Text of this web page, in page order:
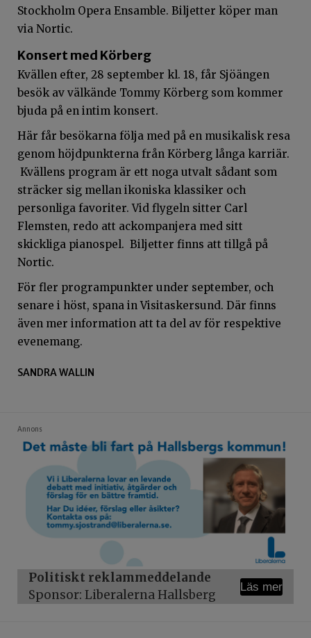
Stockholm Opera Ensamble. Biljetter köper man
via Nortic.
Konsert med Körberg
Kvällen efter, 28 september kl. 18, får Sjöängen
besök av välkände Tommy Körberg som kommer
bjuda på en intim konsert.
Här får besökarna följa med på en musikalisk resa
genom höjdpunkterna från Körberg långa karriär.
Kvällens program är ett noga utvalt sådant som
sträcker sig mellan ikoniska klassiker och
personliga favoriter. Vid flygeln sitter Carl
Flemsten, redo att ackompanjera med sitt
skickliga pianospel. Biljetter finns att tillgå på
Nortic.
För fler programpunkter under september, och
senare i höst, spana in Visitaskersund. Där finns
även mer information att ta del av för respektive
evenemang.
SANDRA WALLIN
Annons
Politiskt reklammeddelande
Sponsor: Liberalerna Hallsberg
Läs mer